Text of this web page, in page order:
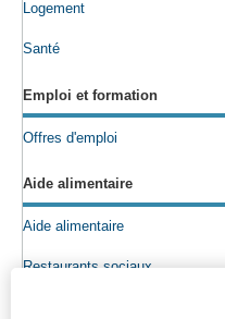
Logement
Santé
Emploi et formation
Offres d'emploi
Aide alimentaire
Aide alimentaire
Restaurants sociaux